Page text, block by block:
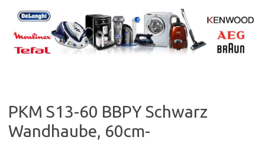
content
PKM S13-60 BBPY Schwarz
Wandhaube, 60cm-